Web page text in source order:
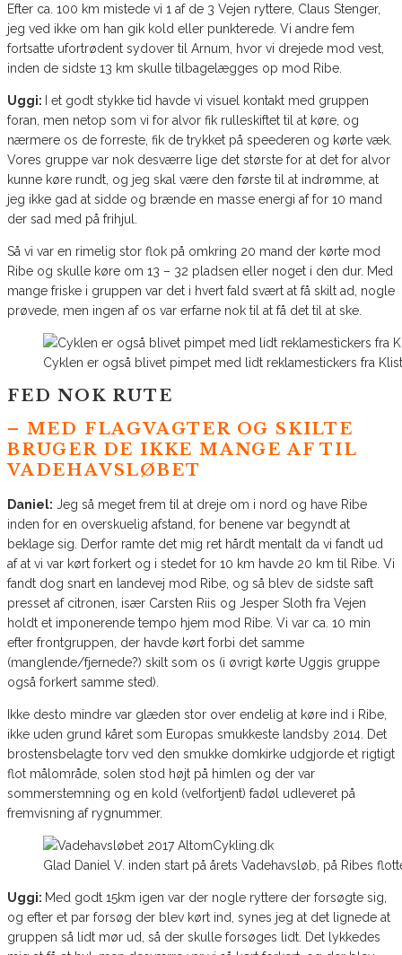
Efter ca. 100 km mistede vi 1 af de 3 Vejen ryttere, Claus Stenger,
jeg ved ikke om han gik kold eller punkterede. Vi andre fem
fortsatte ufortrødent sydover til Arnum, hvor vi drejede mod vest,
inden de sidste 13 km skulle tilbagelægges op mod Ribe.
Uggi: I et godt stykke tid havde vi visuel kontakt med gruppen
foran, men netop som vi for alvor fik rulleskiftet til at køre, og
nærmere os de forreste, fik de trykket på speederen og kørte væk.
Vores gruppe var nok desværre lige det største for at det for alvor
kunne køre rundt, og jeg skal være den første til at indrømme, at
jeg ikke gad at sidde og brænde en masse energi af for 10 mand
der sad med på frihjul.
Så vi var en rimelig stor flok på omkring 20 mand der kørte mod
Ribe og skulle køre om 13 – 32 pladsen eller noget i den dur. Med
mange friske i gruppen var det i hvert fald svært at få skilt ad, nogle
prøvede, men ingen af os var erfarne nok til at få det til at ske.
Cyklen er også blivet pimpet med lidt reklamestickers fra
FED NOK RUTE
– MED FLAGVAGTER OG SKILTE
BRUGER DE IKKE MANGE AF TIL
VADEHAVSLØBET
Daniel: Jeg så meget frem til at dreje om i nord og have Ribe
inden for en overskuelig afstand, for benene var begyndt at
beklage sig. Derfor ramte det mig ret hårdt mentalt da vi fandt ud
af at vi var kørt forkert og i stedet for 10 km havde 20 km til Ribe. Vi
fandt dog snart en landevej mod Ribe, og så blev de sidste saft
presset af citronen, især Carsten Riis og Jesper Sloth fra Vejen
holdt et imponerende tempo hjem mod Ribe. Vi var ca. 10 min
efter frontgruppen, der havde kørt forbi det samme
(manglende/fjernede?) skilt som os (i øvrigt kørte Uggis gruppe
også forkert samme sted).
Ikke desto mindre var glæden stor over endelig at køre ind i Ribe,
ikke uden grund kåret som Europas smukkeste landsby 2014. Det
brostensbelagte torv ved den smukke domkirke udgjorde et rigtigt
flot målområde, solen stod højt på himlen og der var
sommerstemning og en kold (velfortjent) fadøl udleveret på
fremvisning af rygnummer.
Glad Daniel V. inden start på årets Vadehavsløb, på Ribes
Uggi: Med godt 15km igen var der nogle ryttere der forsøgte sig,
og efter et par forsøg der blev kørt ind, synes jeg at det lignede at
gruppen så lidt mør ud, så der skulle forsøges lidt. Det lykkedes